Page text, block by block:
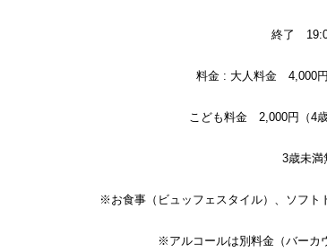
終了
料金 : 大人料金 4,000円
こども料金 2,000円（4歳
3歳未満
※お食事（ビュッフェスタイル）、ソフト
※アルコールは別料金（バーカ